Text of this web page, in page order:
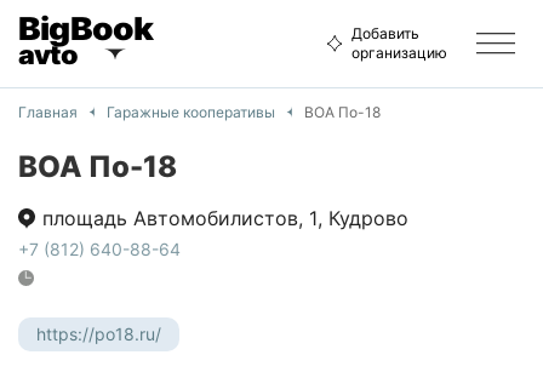
BigBook
avto
Добавить
организацию
Главная Гаражные кооперативы ВОА По-18
ВОА По-18
площадь Автомобилистов, 1, Кудрово
+7 (812) 640-88-64
https://po18.ru/